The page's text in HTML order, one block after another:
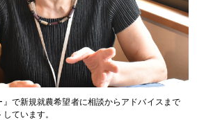
』で新規就農希望者に相談からアドバイスまで
ています。